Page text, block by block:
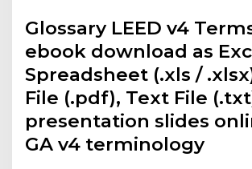
Glossary LEED v4
ebook download as
Spreadsheet (.xls /
File (.pdf), Text File
presentation slides
GA v4 terminology